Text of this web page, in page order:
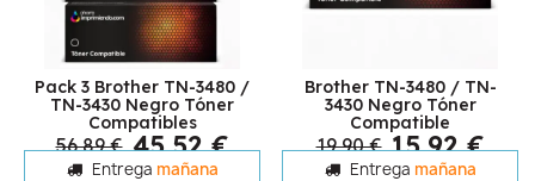
Pack 3 Brother TN-3480 /
TN-3430 Negro Tóner
Compatibles
56,89 € 45,52 €
Entrega mañana
Brother TN-3480 / TN-
3430 Negro Tóner
Compatible
19,90 € 15,92 €
Entrega mañana